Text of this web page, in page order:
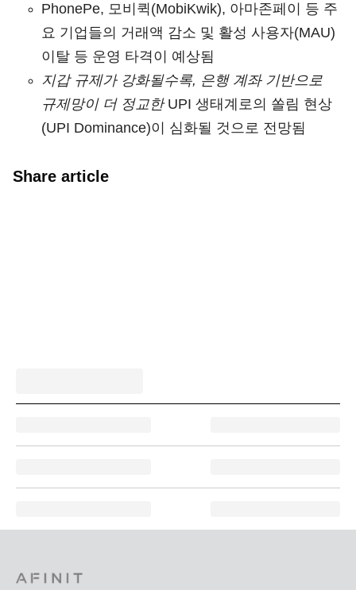
PhonePe, 모비퀵(MobiKwik), 아마존페이 등 주
요 기업들의 거래액 감소 및 활성 사용자(MAU)
이탈 등 운영 타격이 예상됨
지갑 규제가 강화될수록, 은행 계좌 기반으로
규제망이 더 정교한 UPI 생태계로의 쏠림 현상
(UPI Dominance)이 심화될 것으로 전망됨
Share article